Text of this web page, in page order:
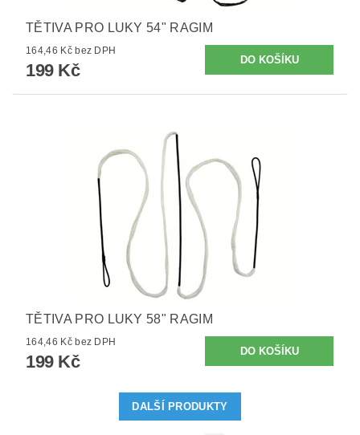
TĚTIVA PRO LUKY 54" RAGIM
164,46 Kč bez DPH
199 Kč
TĚTIVA PRO LUKY 58" RAGIM
164,46 Kč bez DPH
199 Kč
DALŠÍ PRODUKTY